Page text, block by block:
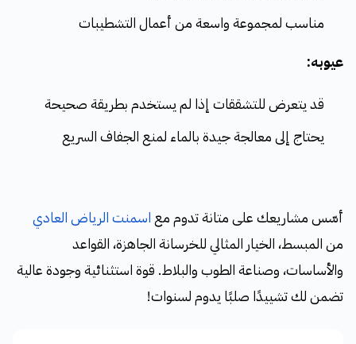
مناسب لمجموعة واسعة من أعمال التشطيبات
عيوبه:
قد يتعرض للتشققات إذا لم يستخدم بطريقة صحيحة
يحتاج إلى معالجة جيدة بالماء لمنع الجفاف السريع
أسّس مشاريعك على متانة تدوم مع اسمنت الرياض العادي
من المبسط، الخيار المثالي للخرسانة الجاهزة، القواعد
والأساسات، وصناعة الطوب والبلاط. قوة استثنائية وجودة عالية
تضمن لك تشييدًا صلبًا يدوم لسنوات!